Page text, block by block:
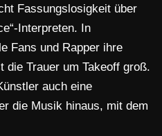
Fassungslosigkeit über
Interpreten. In
Fans und Rapper ihre
die Trauer um Takeoff groß.
auch eine
die Musik hinaus, mit dem